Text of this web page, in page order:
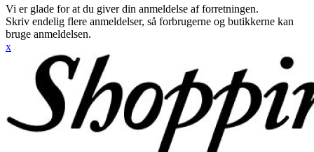
Vi er glade for at du giver din anmeldelse af forretningen.
Skriv endelig flere anmeldelser, så forbrugerne og butikkerne kan
bruge anmeldelsen.
x